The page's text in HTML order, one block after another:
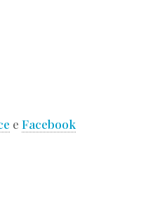
eFacebook